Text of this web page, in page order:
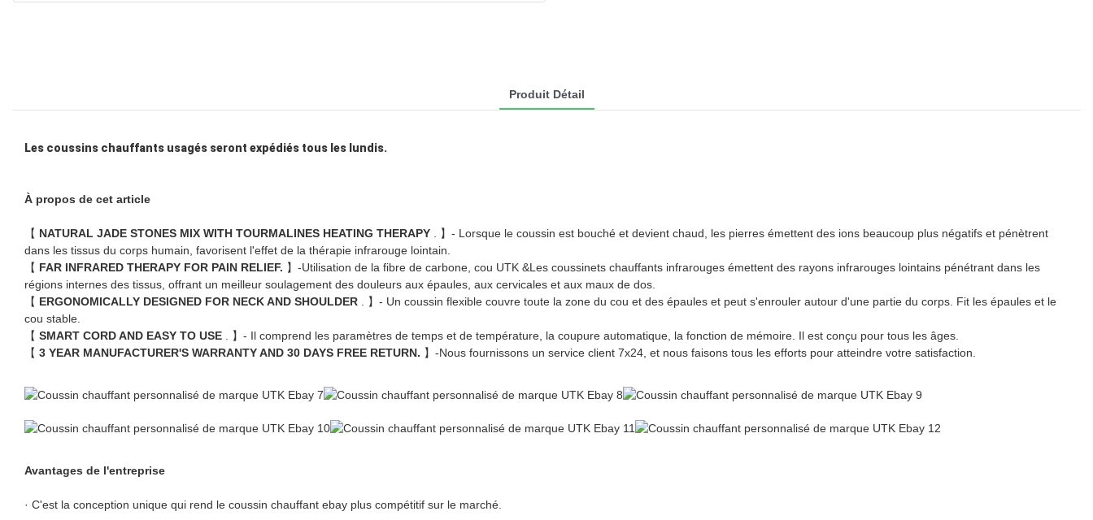
Produit Détail
Les coussins chauffants usagés seront expédiés tous les lundis.
À propos de cet article
【 NATURAL JADE STONES MIX WITH TOURMALINES HEATING THERAPY
. 】- Lorsque le coussin est bouché et devient chaud, les pierres émettent des ions beaucoup plus négatifs et pénètrent
dans les tissus du corps humain, favorisent l'effet de la thérapie infrarouge lointain.
【 FAR INFRARED THERAPY FOR PAIN RELIEF. 】-Utilisation de la fibre de carbone, cou UTK &Les coussinets chauffants infrarouges émettent des rayons infrarouges lointains pénétrant dans les
régions internes des tissus, offrant un meilleur soulagement des douleurs aux épaules, aux cervicales et aux maux de dos.
【 ERGONOMICALLY DESIGNED FOR NECK AND SHOULDER
. 】- Un coussin flexible couvre toute la zone du cou et des épaules et peut s'enrouler autour d'une partie du corps. Fit les épaules et le
cou stable.
【 SMART CORD AND EASY TO USE
. 】- Il comprend les paramètres de temps et de température, la coupure automatique, la fonction de mémoire. Il est conçu pour tous les âges.
【 3 YEAR MANUFACTURER'S WARRANTY AND 30 DAYS FREE RETURN. 】-Nous fournissons un service client 7x24, et nous faisons tous les efforts pour atteindre votre satisfaction.
Avantages de l'entreprise
· C'est la conception unique qui rend le coussin chauffant ebay plus compétitif sur le marché.